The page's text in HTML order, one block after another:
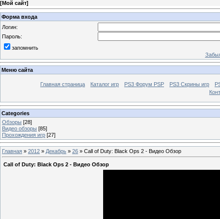
[Мой сайт]
Форма входа
Логин:
Пароль:
запомнить
Меню сайта
Главная страница Каталог игр PS3 Форум PSP PS3 Cкрины игр
Categories
Обзоры [28]
Видео обзоры [85]
Прохождения игр [27]
Главная » 2012 » Декабрь » 26 » Call of Duty: Black Ops 2 - Видео Обзор
Call of Duty: Black Ops 2 - Видео Обзор